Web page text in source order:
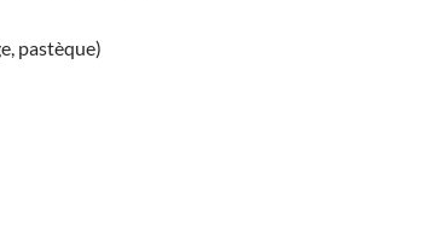
pastèque)